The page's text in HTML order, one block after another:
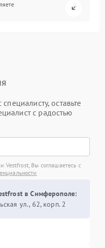
оставьте
с радостью
Vestfrost, Вы соглашаетесь с
в Симферополе:
ул., 62, корп. 2